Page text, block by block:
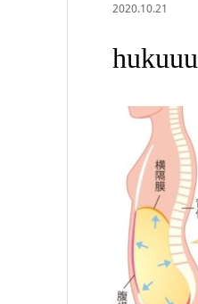
2020.10.21
hukuuu